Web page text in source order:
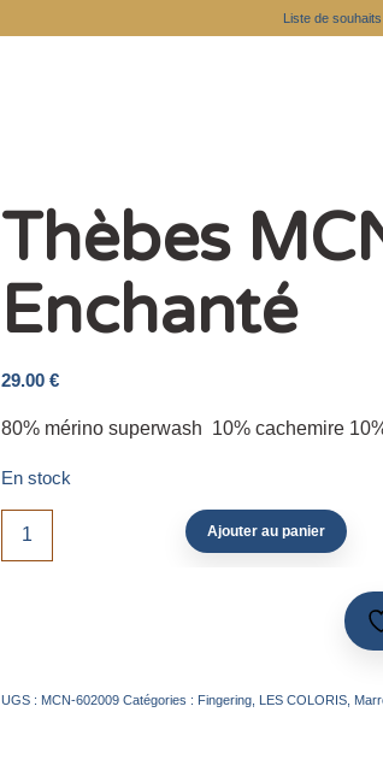
Liste de souhaits
Thèbes
Enchanté
29.00 €
80% mérino superwash 10% cachemire
En stock
Ajouter au panier
UGS : MCN-602009 Catégories : Fingering, LES COLORIS,